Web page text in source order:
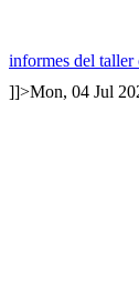
informes del taller
]]>Mon, 04 Jul